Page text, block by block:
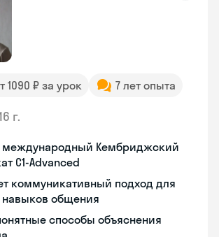
1090 ₽ за урок 7 лет опыта
г.
международный Кембриджский
С1-Advanced
коммуникативный подход для
навыков общения
способы объяснения